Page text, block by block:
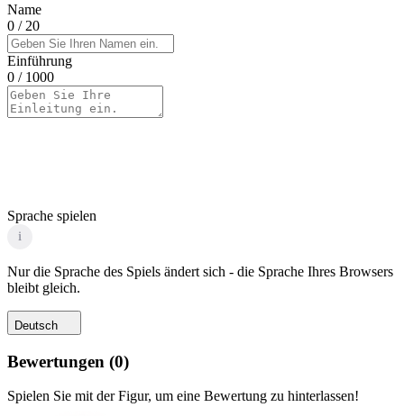
Name
0 / 20
Einführung
0 / 1000
Sprache spielen
i
Nur die Sprache des Spiels ändert sich - die Sprache Ihres Browsers
bleibt gleich.
Deutsch
Bewertungen (0)
Spielen Sie mit der Figur, um eine Bewertung zu hinterlassen!